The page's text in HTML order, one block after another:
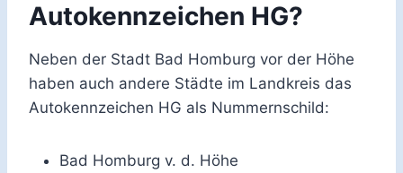
Autokennzeichen HG?
Neben der Stadt Bad Homburg vor der Höhe
haben auch andere Städte im Landkreis das
Autokennzeichen HG als Nummernschild:
Bad Homburg v. d. Höhe